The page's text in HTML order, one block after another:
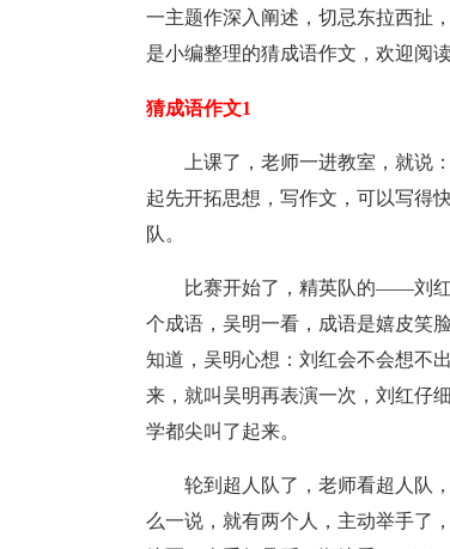
一主题作深入阐述，切忌东拉西扯
是小编整理的猜成语作文，欢迎阅读
猜成语作文1
上课了，老师一进教室，就说
起先开拓思想，写作文，可以写得
队。
比赛开始了，精英队的——刘
个成语，吴明一看，成语是嬉皮笑
知道，吴明心想：刘红会不会想不
来，就叫吴明再表演一次，刘红仔
学都尖叫了起来。
轮到超人队了，老师看超人队
么一说，就有两个人，主动举手了